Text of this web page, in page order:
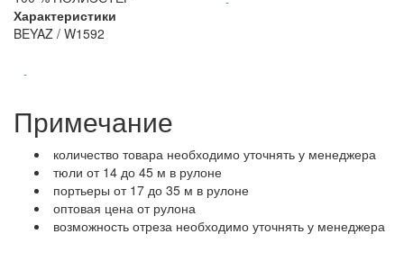
Характеристики
BEYAZ / W1592
-
Примечание
количество товара необходимо уточнять у менеджера
тюли от 14 до 45 м в рулоне
портьеры от 17 до 35 м в рулоне
оптовая цена от рулона
возможность отреза необходимо уточнять у менеджера